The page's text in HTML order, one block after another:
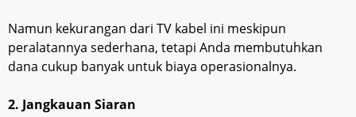
Namun kekurangan dari TV kabel ini meskipun
peralatannya sederhana, tetapi Anda membutuhkan
dana cukup banyak untuk biaya operasionalnya.
2. Jangkauan Siaran